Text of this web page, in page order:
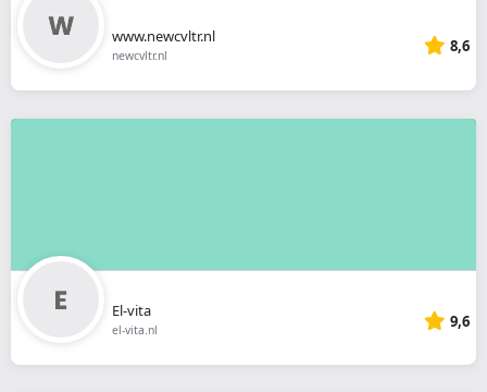
www.newcvltr.nl
newcvltr.nl 8,6
El-vita
el-vita.nl 9,6